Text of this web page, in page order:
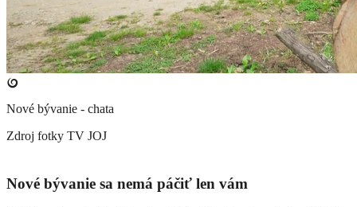
Nové bývanie - chata
Zdroj fotky TV JOJ
Nové bývanie sa nemá páčiť len vám